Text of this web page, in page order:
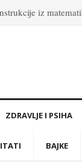
iz
ZDRAVLJE I PSIHA
BAJKE